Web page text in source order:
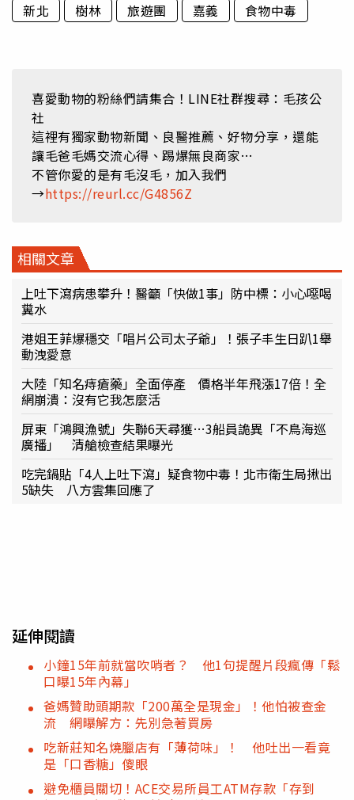
新北 樹林 旅遊團 嘉義 食物中毒
喜愛動物的粉絲們請集合！LINE社群搜尋：毛孩公
社
這裡有獨家動物新聞、良醫推薦、好物分享，還能
讓毛爸毛媽交流心得、踢爆無良商家…
不管你愛的是有毛沒毛，加入我們
→https://reurl.cc/G4856Z
相關文章
上吐下瀉病患攀升！醫籲「快做1事」防中標：小心噁喝
糞水
港姐王菲爆穩交「唱片公司太子爺」！張子丰生日趴1舉
動洩愛意
大陸「知名痔瘡藥」全面停產 價格半年飛漲17倍！全
網崩潰：沒有它我怎麼活
屏東「鴻興漁號」失聯6天尋獲…3船員詭異「不鳥海巡
廣播」 清艙檢查結果曝光
吃完鍋貼「4人上吐下瀉」疑食物中毒！北市衛生局揪出
5缺失 八方雲集回應了
延伸閱讀
小鐘15年前就當吹哨者？ 他1句提醒片段瘋傳「鬆
口曝15年內幕」
爸媽贊助頭期款「200萬全是現金」！他怕被查金
流 網曝解方：先別急著買房
吃新莊知名燒臘店有「薄荷味」！ 他吐出一看竟
是「口香糖」傻眼
避免櫃員關切！ACE交易所員工ATM存款「存到